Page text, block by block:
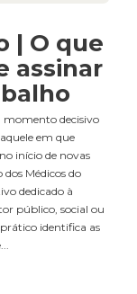
| O que
assinar
decisivo
em que
início de novas
Médicos do
dedicado à
público, social ou
identifica as